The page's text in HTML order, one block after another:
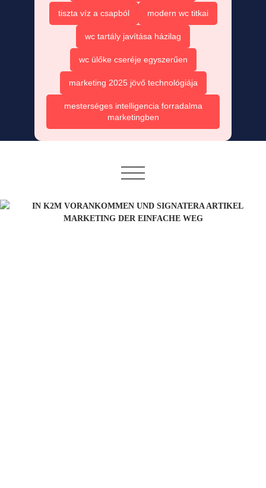
tiszta víz a csapból modern wc titkai
wc tartály javítása házilag
wc ülőke cseréje egyszerűen
marketing 2025 jövő technológiája
mesterséges intelligencia forradalma
marketingben